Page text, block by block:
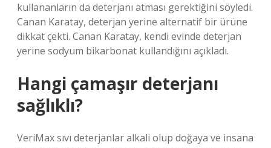
kullananların da deterjanı atması gerektiğini söyledi.
Canan Karatay, deterjan yerine alternatif bir ürüne
dikkat çekti. Canan Karatay, kendi evinde deterjan
yerine sodyum bikarbonat kullandığını açıkladı.
Hangi çamaşır deterjanı
sağlıklı?
VeriMax sıvı deterjanlar alkali olup doğaya ve insana